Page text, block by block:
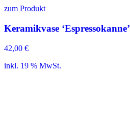
zum Produkt
Keramikvase ‘Espressokanne’
42,00 €
inkl. 19 % MwSt.